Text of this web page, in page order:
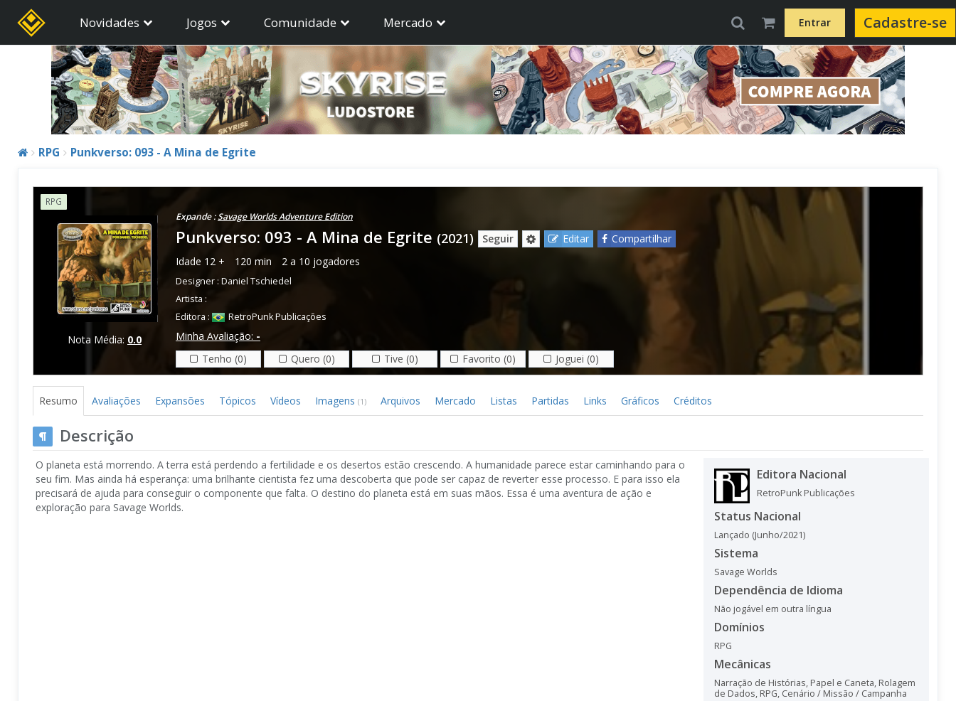
Novidades Jogos Comunidade Mercado Entrar Cadastre-se
RPG Punkverso: 093 - A Mina de Egrite
RPG
Nota Média: 0.0
Expande :Savage Worlds Adventure Edition
Punkverso: 093 - A Mina de Egrite (2021) Seguir Editar
Compartilhar
Idade 12 + 120 min 2 a 10 jogadores
Designer : Daniel Tschiedel
Artista :
Editora :
RetroPunk Publicações
Minha Avaliação: -
Tenho (0)
Quero (0) Tive (0) Favorito (0) Joguei (0)
Resumo Avaliações Expansões Tópicos Vídeos Imagens (1) Arquivos Mercado Listas Partidas Links Gráficos Créditos
Descrição
O planeta está morrendo. A terra está perdendo a fertilidade e os desertos estão crescendo. A humanidade parece estar caminhando para o
seu fim. Mas ainda há esperança: uma brilhante cientista fez uma descoberta que pode ser capaz de reverter esse processo. E para isso ela
precisará de ajuda para conseguir o componente que falta. O destino do planeta está em suas mãos. Essa é uma aventura de ação e
exploração para Savage Worlds.
Editora Nacional
RetroPunk Publicações
Status Nacional
Lançado (Junho/2021)
Sistema
Savage Worlds
Dependência de Idioma
Não jogável em outra língua
Domínios
RPG
Mecânicas
Narração de Histórias, Papel e Caneta, Rolagem
de Dados, RPG, Cenário / Missão / Campanha